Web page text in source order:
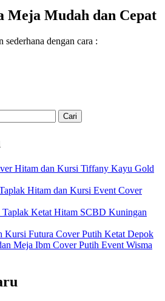
Meja Mudah dan Cepat
sederhana dengan cara :
Hitam dan Kursi Tiffany Kayu Gold
Hitam dan Kursi Event Cover
Taplak Ketat Hitam SCBD Kuningan
Kursi Futura Cover Putih Ketat Depok
Meja Ibm Cover Putih Event Wisma